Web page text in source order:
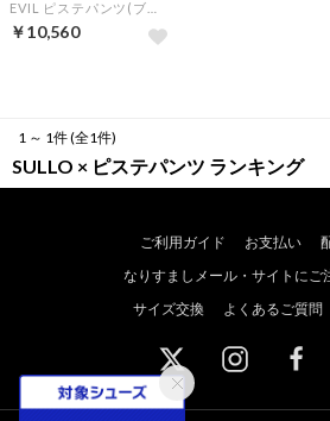
￥10,560
1 ～ 1件 (全1件)
SULLO × ピステパンツ ランキング
ご利用ガイド お支払い
なりすましメール・サイトにご
サイズ交換
よくあるご質問